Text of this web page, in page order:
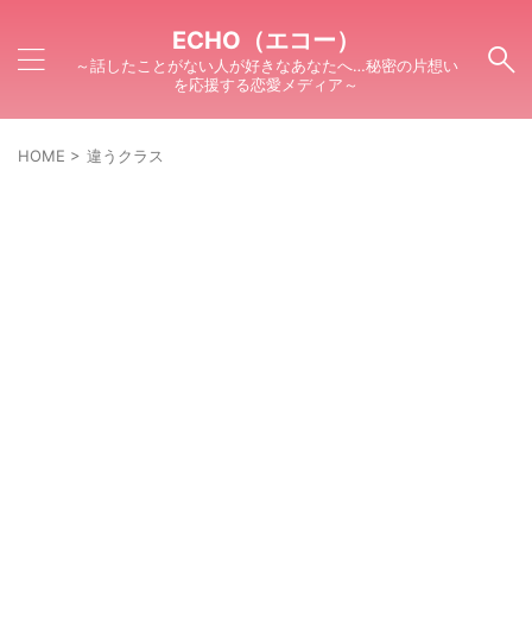
ECHO（エコー）
～話したことがない人が好きなあなたへ…秘密の片想い
を応援する恋愛メディア～
HOME > 違うクラス